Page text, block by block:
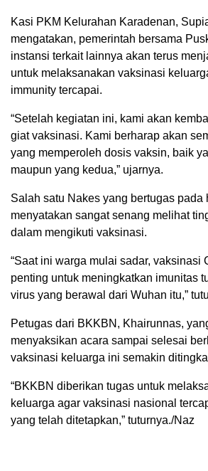
Kasi PKM Kelurahan Karadenan,
mengatakan, pemerintah bersama
instansi terkait lainnya akan terus
untuk melaksanakan vaksinasi
immunity tercapai.
“Setelah kegiatan ini, kami akan
giat vaksinasi. Kami berharap akan
yang memperoleh dosis vaksin, baik
maupun yang kedua,” ujarnya.
Salah satu Nakes yang bertugas pada
menyatakan sangat senang melihat
dalam mengikuti vaksinasi.
“Saat ini warga mulai sadar, vaksinasi
penting untuk meningkatkan imunitas
virus yang berawal dari Wuhan itu,”
Petugas dari BKKBN, Khairunnas,
menyaksikan acara sampai selesai
vaksinasi keluarga ini semakin
“BKKBN diberikan tugas untuk
keluarga agar vaksinasi nasional
yang telah ditetapkan,” tuturnya./Naz